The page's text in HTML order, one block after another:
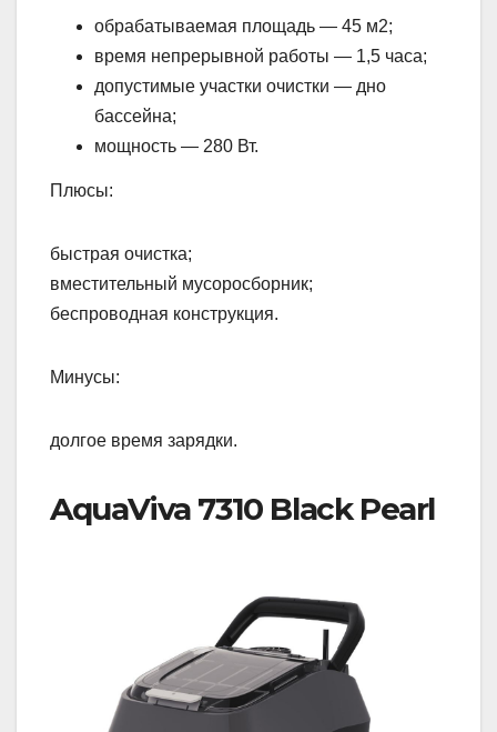
обрабатываемая площадь — 45 м2;
время непрерывной работы — 1,5 часа;
допустимые участки очистки — дно
бассейна;
мощность — 280 Вт.
Плюсы:
быстрая очистка;
вместительный мусоросборник;
беспроводная конструкция.
Минусы:
долгое время зарядки.
AquaViva 7310 Black Pearl